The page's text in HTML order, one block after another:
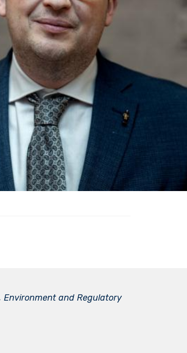
Environment and Regulatory